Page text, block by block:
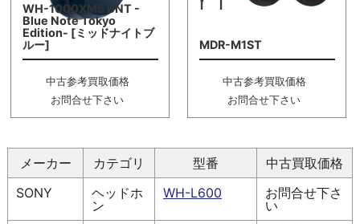
WH-1000XM5 BNT -
Blue Note Tokyo
Edition- [ミッドナイトブ
ルー]
中古参考買取価格
お問合せ下さい
MDR-M1ST
中古参考買取価格
お問合せ下さい
メーカー カテゴリ 型番
中古買取価格
SONY
ヘッドホ
ン
WH-L600
お問合せ下さ
い